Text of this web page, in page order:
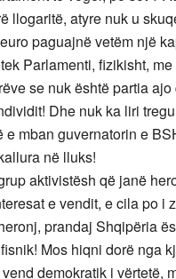
llogaritë, atyre nuk u
paguajnë vetëm një
Parlamenti, fizikisht,
se nuk është partia
Dhe nuk ka liri
mban guvernatorin e
në lluks!
aktivistësh që janë
e vendit, e cila po i
prandaj Shqipëria
Mos hiqni dorë nga
demokratik i vërtetë,